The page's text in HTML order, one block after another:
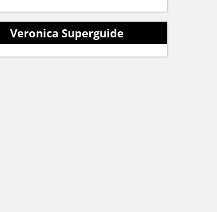
Veronica Superguide